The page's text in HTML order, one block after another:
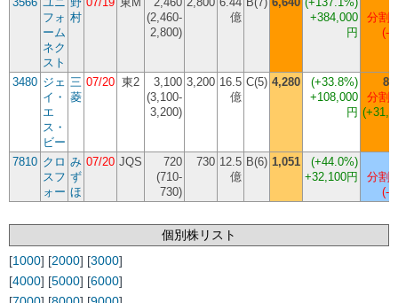
フォ
ーム
ネク
スト
村
(2,460-
2,800)
億
+384,000
円
分割
(-
3480 ジェ
イ・
エ
ス・
ビー
三
菱
07/20 東2
3,100
(3,100-
3,200)
3,200 16.5
億
C(5) 4,280 (+33.8%)
+108,000
円
分割
7810 クロ
スフ
ォー
み
ず
ほ
07/20 JQS
720
(710-
730)
730 12.5
億
B(6) 1,051 (+44.0%)
+32,100円
分割
(-
個別株リスト
[1000] [2000] [3000]
[4000] [5000] [6000]